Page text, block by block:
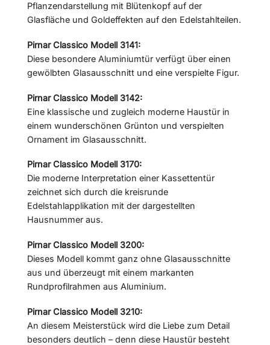
Pflanzendarstellung mit Blütenkopf auf der
Glasfläche und Goldeffekten auf den Edelstahlteilen.
Pirnar Classico Modell 3141:
Diese besondere Aluminiumtür verfügt über einen
gewölbten Glasausschnitt und eine verspielte Figur.
Pirnar Classico Modell 3142:
Eine klassische und zugleich moderne Haustür in
einem wunderschönen Grünton und verspielten
Ornament im Glasausschnitt.
Pirnar Classico Modell 3170:
Die moderne Interpretation einer Kassettentür
zeichnet sich durch die kreisrunde
Edelstahlapplikation mit der dargestellten
Hausnummer aus.
Pirnar Classico Modell 3200:
Dieses Modell kommt ganz ohne Glasausschnitte
aus und überzeugt mit einem markanten
Rundprofilrahmen aus Aluminium.
Pirnar Classico Modell 3210:
An diesem Meisterstück wird die Liebe zum Detail
besonders deutlich – denn diese Haustür besteht